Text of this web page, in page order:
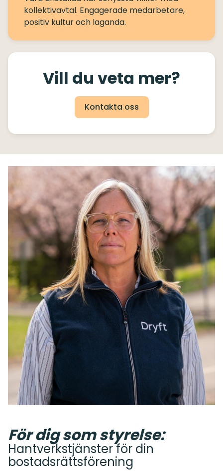
kollektivavtal. Engagerade medarbetare,
Vill du veta mer?
Kontakta oss
För dig som styrelse:
Hantverkstjänster för din
bostadsrättsförening